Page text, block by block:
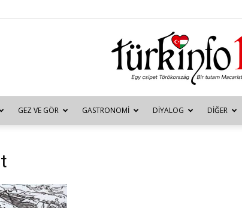
Türkinfo
GEZ VE GÖR GASTRONOMI DIYALOG DIĞER